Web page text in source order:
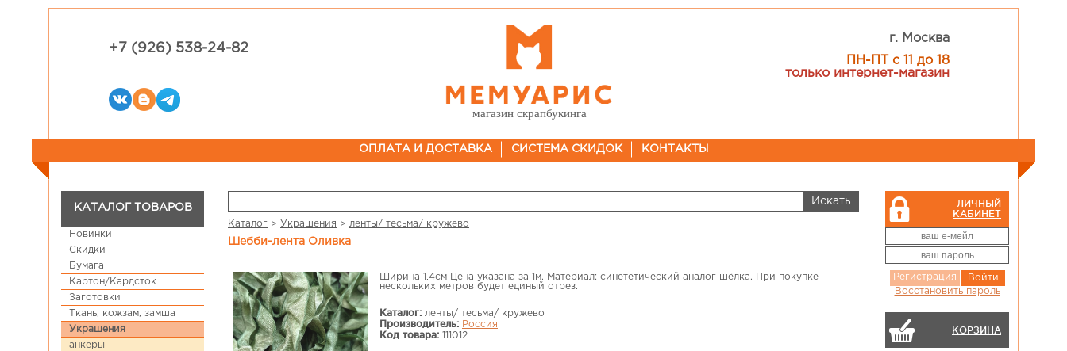
+7 (926) 538-24-82
магазин скрапбукинга
г. Москва
ПН-ПТ с 11 до 18
только интернет-магазин
ОПЛАТА И ДОСТАВКА СИСТЕМА СКИДОК КОНТАКТЫ
КАТАЛОГ ТОВАРОВ
Новинки
Скидки
Бумага
Картон/Кардсток
Заготовки
Ткань, кожзам, замша
Украшения
анкеры
ЛИЧНЫЙ
КАБИНЕТ
Регистрация
Войти
Восстановить пароль
КОРЗИНА
Каталог > Украшения > ленты/ тесьма/ кружево
Шебби-лента Оливка
Ширина 1,4см Цена указана за 1м. Материал: синететический аналог шёлка. При покупке
нескольких метров будет единый отрез.
Каталог: ленты/ тесьма/ кружево
Производитель: Россия
Код товара: 111012